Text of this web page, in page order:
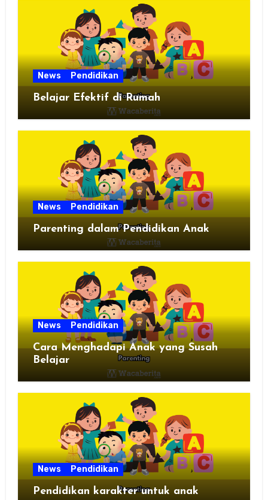
News Pendidikan
Belajar Efektif di Rumah
News Pendidikan
Parenting dalam Pendidikan Anak
News Pendidikan
Cara Menghadapi Anak yang Susah
Belajar
News Pendidikan
Pendidikan karakter untuk anak